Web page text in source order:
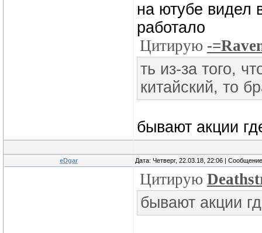
на ютубе видел
работало
Цитирую -
ть из-за того,
китайский, то
бывают акции
eDgar Дата: Четверг, 22.03.18, 22:06 |
Цитирую
бывают акции